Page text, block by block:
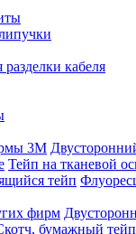
разделки кабеля
Тейп на тканевой
бумажный тейп